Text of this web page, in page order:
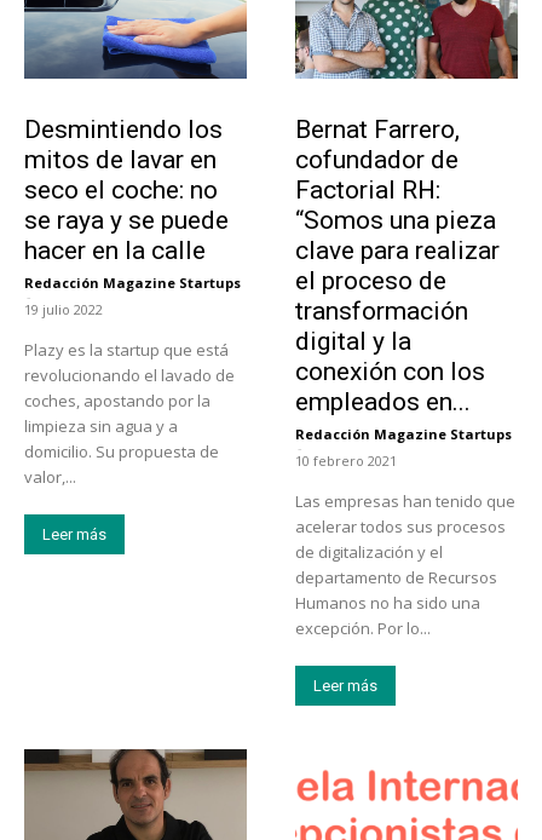
Desmintiendo los
mitos de lavar en
seco el coche: no
se raya y se puede
hacer en la calle
Redacción Magazine Startups
-
19 julio 2022
Plazy es la startup que está
revolucionando el lavado de
coches, apostando por la
limpieza sin agua y a
domicilio. Su propuesta de
valor,...
Leer más
Bernat Farrero,
cofundador de
Factorial RH:
“Somos una pieza
clave para realizar
el proceso de
transformación
digital y la
conexión con los
empleados en...
Redacción Magazine Startups
-
10 febrero 2021
Las empresas han tenido que
acelerar todos sus procesos
de digitalización y el
departamento de Recursos
Humanos no ha sido una
excepción. Por lo...
Leer más